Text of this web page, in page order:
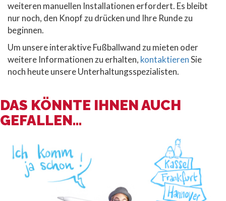
weiteren manuellen Installationen erfordert. Es bleibt
nur noch, den Knopf zu drücken und Ihre Runde zu
beginnen.
Um unsere interaktive Fußballwand zu mieten oder
weitere Informationen zu erhalten, kontaktierenSie
noch heute unsere Unterhaltungsspezialisten.
DAS KÖNNTE IHNEN AUCH
GEFALLEN...